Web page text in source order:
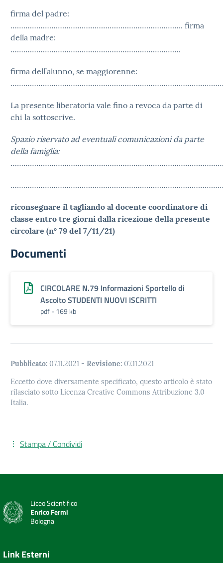
firma del padre:
…………………………………………………………………….. firma
della madre:
…………………………………………………………………….
firma dell’alunno, se maggiorenne:
La presente liberatoria vale fino a revoca da parte di
chi la sottoscrive.
Spazio riservato ad eventuali comunicazioni da parte
della famiglia:
riconsegnare il tagliando al docente coordinatore di
classe entro tre giorni dalla ricezione della presente
circolare (n° 79 del 7/11/21)
Documenti
CIRCOLARE N.79 Informazioni Sportello di
Ascolto STUDENTI NUOVI ISCRITTI
pdf - 169 kb
Pubblicato: 07.11.2021 - Revisione: 07.11.2021
Eccetto dove diversamente specificato, questo articolo è stato
rilasciato sotto Licenza Creative Commons Attribuzione 3.0
Italia.
Stampa / Condividi
Liceo Scientifico
Enrico Fermi
Bologna
Link Esterni